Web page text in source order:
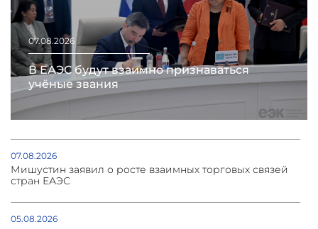
07.08.2026
В ЕАЭС будут взаимно признаваться
учёные звания
07.08.2026
Мишустин заявил о росте взаимных торговых связей
стран ЕАЭС
05.08.2026